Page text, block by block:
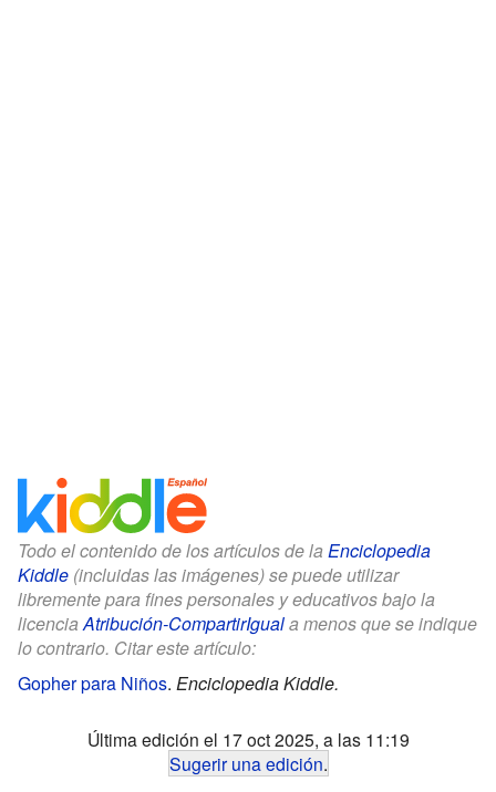
Todo el contenido de los artículos de la Enciclopedia
Kiddle (incluidas las imágenes) se puede utilizar
libremente para fines personales y educativos bajo la
licenciaAtribución-CompartirIguala menos que se indique
lo contrario. Citar este artículo:
Gopher para Niños. Enciclopedia Kiddle.
Última edición el 17 oct 2025, a las 11:19
Sugerir una edición.